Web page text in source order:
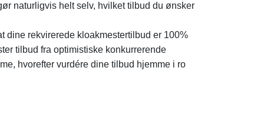
naturligvis helt selv, hvilket tilbud du ønsker
dine rekvirerede kloakmestertilbud er 100%
tilbud fra optimistiske konkurrerende
hvorefter vurdére dine tilbud hjemme i ro